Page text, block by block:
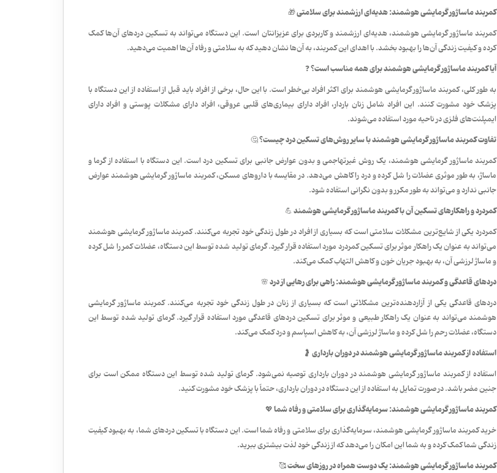
کمربند ماساژور گرمایشی هوشمند: هدیه‌ای ارزشمند برای سلامتی 🎁
کمربند ماساژور گرمایشی هوشمند، هدیه‌ای ارزشمند و کاربردی برای عزیزانتان است. این دستگاه می‌تواند به تسکین دردهای آن‌ها کمک
کرده و کیفیت زندگی آن‌ها را بهبود بخشد. با اهدای این کمربند، به آن‌ها نشان دهید که به سلامتی و رفاه آن‌ها اهمیت می‌دهید.
آیا کمربند ماساژور گرمایشی هوشمند برای همه مناسب است؟ ❓
به طور کلی، کمربند ماساژور گرمایشی هوشمند برای اکثر افراد بی‌خطر است. با این حال، برخی از افراد باید قبل از استفاده از این دستگاه با
پزشک خود مشورت کنند. این افراد شامل زنان باردار، افراد دارای بیماری‌های قلبی عروقی، افراد دارای مشکلات پوستی و افراد دارای
ایمپلنت‌های فلزی در ناحیه مورد استفاده می‌شوند.
تفاوت کمربند ماساژور گرمایشی هوشمند با سایر روش‌های تسکین درد چیست؟ 🤔
کمربند ماساژور گرمایشی هوشمند، یک روش غیرتهاجمی و بدون عوارض جانبی برای تسکین درد است. این دستگاه با استفاده از گرما و
ماساژ، به طور موثری عضلات را شل کرده و درد را کاهش می‌دهد. در مقایسه با داروهای مسکن، کمربند ماساژور گرمایشی هوشمند عوارض
جانبی ندارد و می‌تواند به طور مکرر و بدون نگرانی استفاده شود.
کمردرد و راهکارهای تسکین آن با کمربند ماساژور گرمایشی هوشمند 💪
کمردرد یکی از شایع‌ترین مشکلات سلامتی است که بسیاری از افراد در طول زندگی خود تجربه می‌کنند. کمربند ماساژور گرمایشی هوشمند
می‌تواند به عنوان یک راهکار موثر برای تسکین کمردرد مورد استفاده قرار گیرد. گرمای تولید شده توسط این دستگاه، عضلات کمر را شل کرده
و ماساژ لرزشی آن، به بهبود جریان خون و کاهش التهاب کمک می‌کند.
دردهای قاعدگی و کمربند ماساژور گرمایشی هوشمند: راهی برای رهایی از درد 🌸
دردهای قاعدگی یکی از آزاردهنده‌ترین مشکلاتی است که بسیاری از زنان در طول زندگی خود تجربه می‌کنند. کمربند ماساژور گرمایشی
هوشمند می‌تواند به عنوان یک راهکار طبیعی و موثر برای تسکین دردهای قاعدگی مورد استفاده قرار گیرد. گرمای تولید شده توسط این
دستگاه، عضلات رحم را شل کرده و ماساژ لرزشی آن، به کاهش اسپاسم و درد کمک می‌کند.
استفاده از کمربند ماساژور گرمایشی هوشمند در دوران بارداری 🤰
استفاده از کمربند ماساژور گرمایشی هوشمند در دوران بارداری توصیه نمی‌شود. گرمای تولید شده توسط این دستگاه ممکن است برای
جنین مضر باشد. در صورت تمایل به استفاده از این دستگاه در دوران بارداری، حتماً با پزشک خود مشورت کنید.
کمربند ماساژور گرمایشی هوشمند: سرمایه‌گذاری برای سلامتی و رفاه شما 💖
خرید کمربند ماساژور گرمایشی هوشمند، سرمایه‌گذاری برای سلامتی و رفاه شما است. این دستگاه با تسکین دردهای شما، به بهبود کیفیت
زندگی شما کمک کرده و به شما این امکان را می‌دهد که از زندگی خود لذت بیشتری ببرید.
کمربند ماساژور گرمایشی هوشمند: یک دوست همراه در روزهای سخت 🥰